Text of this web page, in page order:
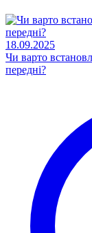
18.09.2025
Чи варто
передні?